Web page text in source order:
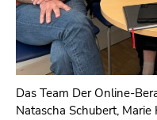
Das Team Der Online-
Natascha Schubert,